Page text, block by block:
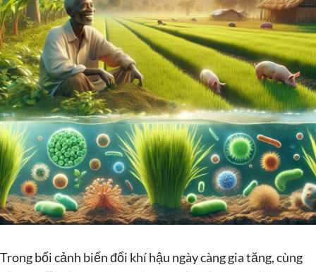
Trong bối cảnh biến đổi khí hậu ngày càng gia tăng, cùng